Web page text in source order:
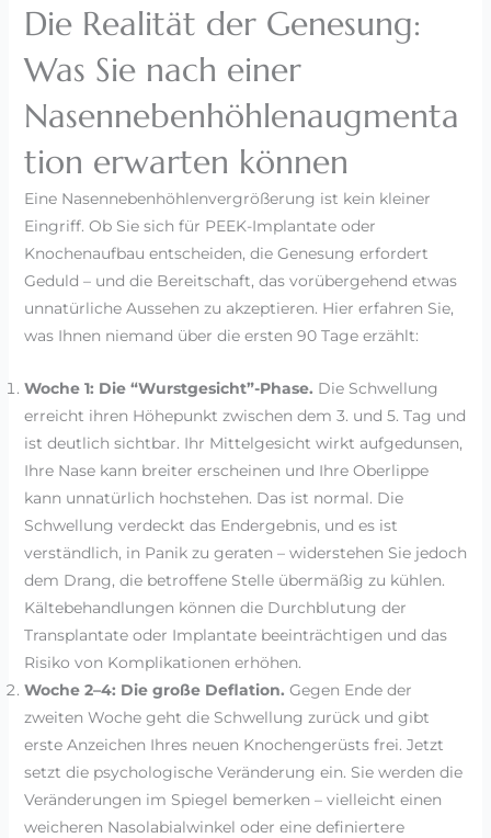
Die Realität der Genesung:
Was Sie nach einer
Nasennebenhöhlenaugmenta
tion erwarten können
Eine Nasennebenhöhlenvergrößerung ist kein kleiner
Eingriff. Ob Sie sich für PEEK-Implantate oder
Knochenaufbau entscheiden, die Genesung erfordert
Geduld – und die Bereitschaft, das vorübergehend etwas
unnatürliche Aussehen zu akzeptieren. Hier erfahren Sie,
was Ihnen niemand über die ersten 90 Tage erzählt:
Woche 1: Die “Wurstgesicht”-Phase. Die Schwellung
erreicht ihren Höhepunkt zwischen dem 3. und 5. Tag und
ist deutlich sichtbar. Ihr Mittelgesicht wirkt aufgedunsen,
Ihre Nase kann breiter erscheinen und Ihre Oberlippe
kann unnatürlich hochstehen. Das ist normal. Die
Schwellung verdeckt das Endergebnis, und es ist
verständlich, in Panik zu geraten – widerstehen Sie jedoch
dem Drang, die betroffene Stelle übermäßig zu kühlen.
Kältebehandlungen können die Durchblutung der
Transplantate oder Implantate beeinträchtigen und das
Risiko von Komplikationen erhöhen.
Woche 2–4: Die große Deflation. Gegen Ende der
zweiten Woche geht die Schwellung zurück und gibt
erste Anzeichen Ihres neuen Knochengerüsts frei. Jetzt
setzt die psychologische Veränderung ein. Sie werden die
Veränderungen im Spiegel bemerken – vielleicht einen
weicheren Nasolabialwinkel oder eine definiertere